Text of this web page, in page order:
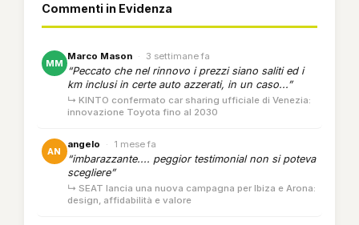
Commenti in Evidenza
MM
Marco Mason · 3 settimane fa
“Peccato che nel rinnovo i prezzi siano saliti ed i
km inclusi in certe auto azzerati, in un caso...”
↳ KINTO confermato car sharing ufficiale di Venezia:
innovazione Toyota fino al 2030
AN
angelo · 1 mese fa
“imbarazzante.... peggior testimonial non si poteva
scegliere”
↳ SEAT lancia una nuova campagna per Ibiza e Arona:
design, affidabilità e valore